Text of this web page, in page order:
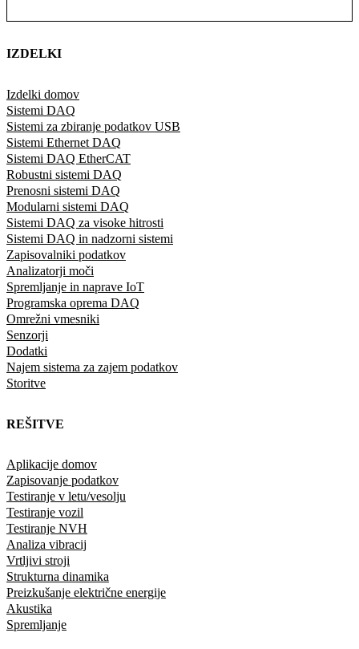
IZDELKI
Izdelki domov
Sistemi DAQ
Sistemi za zbiranje podatkov USB
Sistemi Ethernet DAQ
Sistemi DAQ EtherCAT
Robustni sistemi DAQ
Prenosni sistemi DAQ
Modularni sistemi DAQ
Sistemi DAQ za visoke hitrosti
Sistemi DAQ in nadzorni sistemi
Zapisovalniki podatkov
Analizatorji moči
Spremljanje in naprave IoT
Programska oprema DAQ
Omrežni vmesniki
Senzorji
Dodatki
Najem sistema za zajem podatkov
Storitve
REŠITVE
Aplikacije domov
Zapisovanje podatkov
Testiranje v letu/vesolju
Testiranje vozil
Testiranje NVH
Analiza vibracij
Vrtljivi stroji
Strukturna dinamika
Preizkušanje električne energije
Akustika
Spremljanje